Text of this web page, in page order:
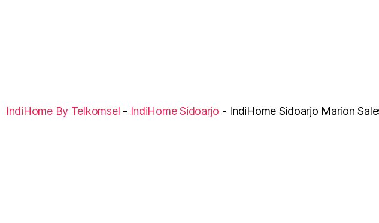
IndiHome By Telkomsel - IndiHome Sidoarjo - IndiHome Sidoarjo Marion